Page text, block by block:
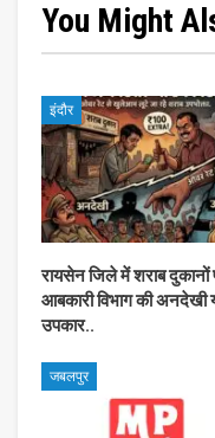
You Might
इंदौर
रायसेन जिले में शराब दुकानों
आबकारी विभाग की अनदेखी
उपकार..
जबलपुर